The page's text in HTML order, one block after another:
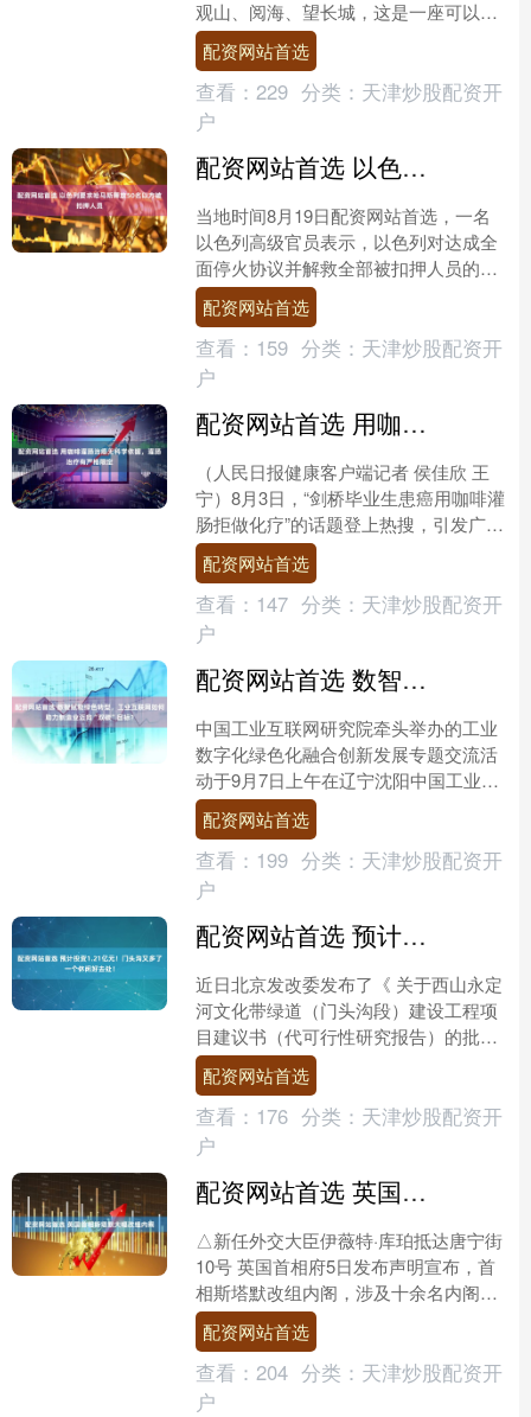
观山、阅海、望长城，这是一座可以品
味千年历史层累和厚重人文底蕴的城
市。冲浪、蹦迪、看演....
配资网站首选
查看： 229 分类： 天津炒股配资开
户
配资网站首选 以色列要求哈马斯释放50名以方被扣押人员
当地时间8月19日配资网站首选，一名
以色列高级官员表示，以色列对达成全
面停火协议并解救全部被扣押人员的政
策没有改变。以色列要求巴勒斯坦伊斯
兰抵抗运动（哈马斯）释....
配资网站首选
查看： 159 分类： 天津炒股配资开
户
配资网站首选 用咖啡灌肠治癌无科学依据，灌肠治疗有严格限定
（人民日报健康客户端记者 侯佳欣 王
宁）8月3日，“剑桥毕业生患癌用咖啡灌
肠拒做化疗”的话题登上热搜，引发广泛
讨论。患者名为帕洛玛·谢米拉尼配资网
站首选，被诊断....
配资网站首选
查看： 147 分类： 天津炒股配资开
户
配资网站首选 数智赋能绿色转型，工业互联网如何助力制造业迈向“双碳”目标？
中国工业互联网研究院牵头举办的工业
数字化绿色化融合创新发展专题交流活
动于9月7日上午在辽宁沈阳中国工业博
物馆举行。《工人日报》记者就如何推
动数字产业绿色低碳发展....
配资网站首选
查看： 199 分类： 天津炒股配资开
户
配资网站首选 预计投资1.21亿元！门头沟又多了一个休闲好去处！
近日北京发改委发布了《 关于西山永定
河文化带绿道（门头沟段）建设工程项
目建议书（代可行性研究报告）的批复
》配资网站首选 据此前该项目的招标公
告显示，本项目将投....
配资网站首选
查看： 176 分类： 天津炒股配资开
户
配资网站首选 英国首相斯塔默大幅改组内阁
△新任外交大臣伊薇特·库珀抵达唐宁街
10号 英国首相府5日发布声明宣布，首
相斯塔默改组内阁，涉及十余名内阁成
员。其中，原外交大臣戴维·拉米出任副
首相，接替因财务....
配资网站首选
查看： 204 分类： 天津炒股配资开
户